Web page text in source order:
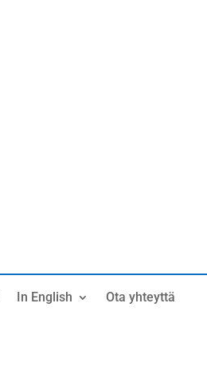
In English Ota yhteyttä